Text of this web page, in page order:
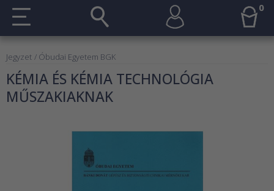
0
Jegyzet / Óbudai Egyetem BGK
KÉMIA ÉS KÉMIA TECHNOLÓGIA
MŰSZAKIAKNAK